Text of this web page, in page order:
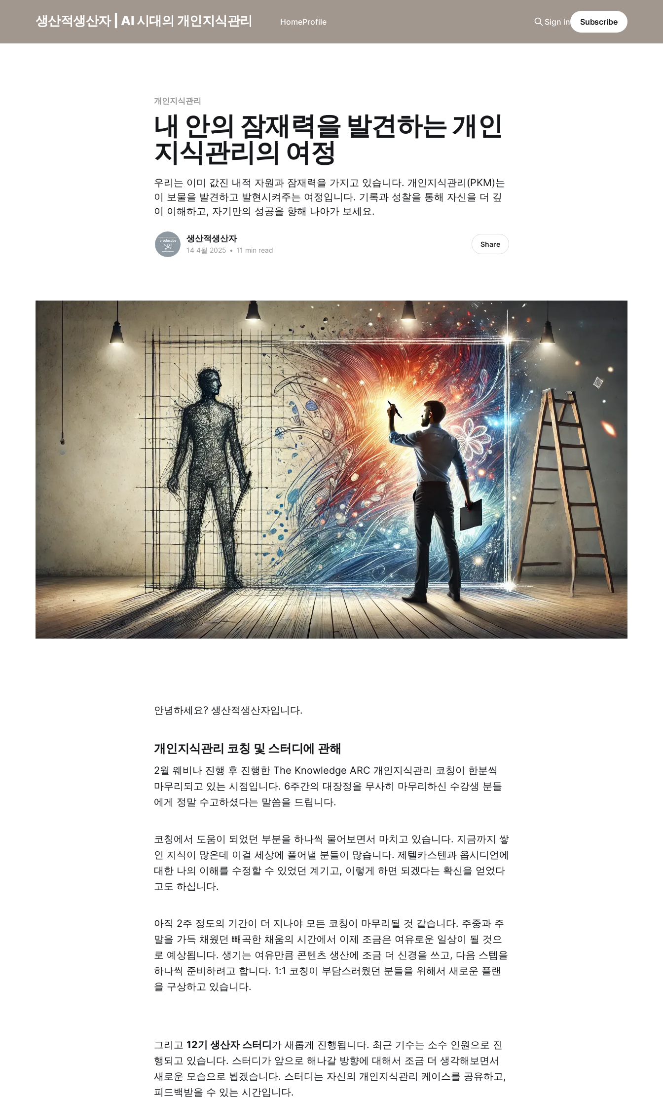
생산적생산자 | AI 시대의 개인지식관리 HomeProfile Sign in Subscribe
개인지식관리
내 안의 잠재력을 발견하는 개인
지식관리의 여정
우리는 이미 값진 내적 자원과 잠재력을 가지고 있습니다. 개인지식관리(PKM)는
이 보물을 발견하고 발현시켜주는 여정입니다. 기록과 성찰을 통해 자신을 더 깊
이 이해하고, 자기만의 성공을 향해 나아가 보세요.
생산적생산자
14 4월 2025 • 11 min read
Share
안녕하세요? 생산적생산자입니다.
개인지식관리 코칭 및 스터디에 관해
2월 웨비나 진행 후 진행한 The Knowledge ARC 개인지식관리 코칭이 한분씩
마무리되고 있는 시점입니다. 6주간의 대장정을 무사히 마무리하신 수강생 분들
에게 정말 수고하셨다는 말씀을 드립니다.
코칭에서 도움이 되었던 부분을 하나씩 물어보면서 마치고 있습니다. 지금까지 쌓
인 지식이 많은데 이걸 세상에 풀어낼 분들이 많습니다. 제텔카스텐과 옵시디언에
대한 나의 이해를 수정할 수 있었던 계기고, 이렇게 하면 되겠다는 확신을 얻었다
고도 하십니다.
아직 2주 정도의 기간이 더 지나야 모든 코칭이 마무리될 것 같습니다. 주중과 주
말을 가득 채웠던 빼곡한 채움의 시간에서 이제 조금은 여유로운 일상이 될 것으
로 예상됩니다. 생기는 여유만큼 콘텐츠 생산에 조금 더 신경을 쓰고, 다음 스텝을
하나씩 준비하려고 합니다. 1:1 코칭이 부담스러웠던 분들을 위해서 새로운 플랜
을 구상하고 있습니다.
그리고 12기 생산자 스터디가 새롭게 진행됩니다. 최근 기수는 소수 인원으로 진
행되고 있습니다. 스터디가 앞으로 해나갈 방향에 대해서 조금 더 생각해보면서
새로운 모습으로 뵙겠습니다. 스터디는 자신의 개인지식관리 케이스를 공유하고,
피드백받을 수 있는 시간입니다.